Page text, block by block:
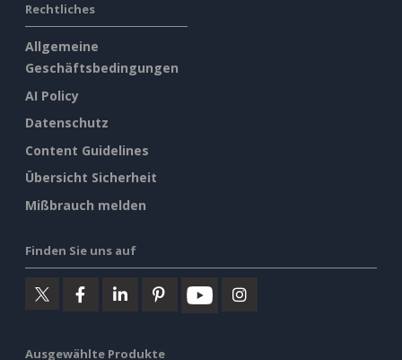
Rechtliches
Allgemeine
Geschäftsbedingungen
AI Policy
Datenschutz
Content Guidelines
Übersicht Sicherheit
Mißbrauch melden
Finden Sie uns auf
Ausgewählte Produkte